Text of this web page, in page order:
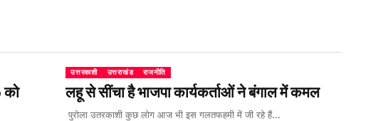
को
उत्तरकाशी उत्तराखंड राजनीति
लहू से सींचा है भाजपा कार्यकर्ताओं ने बंगाल में कमल
पुरोला उतरकाशी कुछ लोग आज भी इस गलतफहमी में जी रहे हैं…